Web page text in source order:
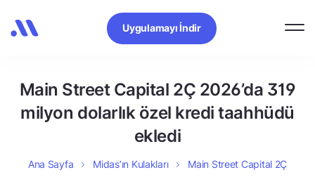
Uygulamayı İndir
Main Street Capital 2Ç 2026’da 319
milyon dolarlık özel kredi taahhüdü
ekledi
Ana Sayfa Midas’ın Kulakları
Main Street Capital 2Ç